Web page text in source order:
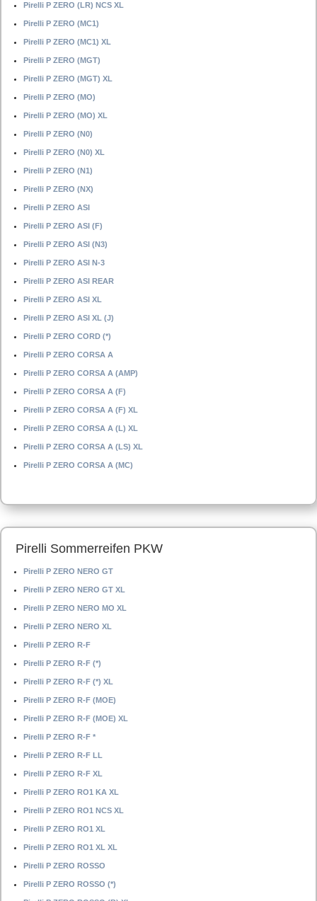
Pirelli P ZERO (LR) NCS XL
Pirelli P ZERO (MC1)
Pirelli P ZERO (MC1) XL
Pirelli P ZERO (MGT)
Pirelli P ZERO (MGT) XL
Pirelli P ZERO (MO)
Pirelli P ZERO (MO) XL
Pirelli P ZERO (N0)
Pirelli P ZERO (N0) XL
Pirelli P ZERO (N1)
Pirelli P ZERO (NX)
Pirelli P ZERO ASI
Pirelli P ZERO ASI (F)
Pirelli P ZERO ASI (N3)
Pirelli P ZERO ASI N-3
Pirelli P ZERO ASI REAR
Pirelli P ZERO ASI XL
Pirelli P ZERO ASI XL (J)
Pirelli P ZERO CORD (*)
Pirelli P ZERO CORSA A
Pirelli P ZERO CORSA A (AMP)
Pirelli P ZERO CORSA A (F)
Pirelli P ZERO CORSA A (F) XL
Pirelli P ZERO CORSA A (L) XL
Pirelli P ZERO CORSA A (LS) XL
Pirelli P ZERO CORSA A (MC)
Pirelli Sommerreifen PKW
Pirelli P ZERO NERO GT
Pirelli P ZERO NERO GT XL
Pirelli P ZERO NERO MO XL
Pirelli P ZERO NERO XL
Pirelli P ZERO R-F
Pirelli P ZERO R-F (*)
Pirelli P ZERO R-F (*) XL
Pirelli P ZERO R-F (MOE)
Pirelli P ZERO R-F (MOE) XL
Pirelli P ZERO R-F *
Pirelli P ZERO R-F LL
Pirelli P ZERO R-F XL
Pirelli P ZERO RO1 KA XL
Pirelli P ZERO RO1 NCS XL
Pirelli P ZERO RO1 XL
Pirelli P ZERO RO1 XL XL
Pirelli P ZERO ROSSO
Pirelli P ZERO ROSSO (*)